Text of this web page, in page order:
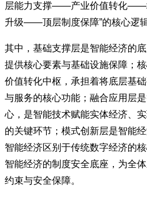
层能力支撑——产业价值转化
升级——顶层制度保障”的核心逻
其中，基础支撑层是智能经济的
提供核心要素与基础设施保障；
价值转化中枢，承担着将底层基
与服务的核心功能；融合应用层
心，是智能技术赋能实体经济、
的关键环节；模式创新层是智能
智能经济区别于传统数字经济的
智能经济的制度安全底座，为全
约束与安全保障。